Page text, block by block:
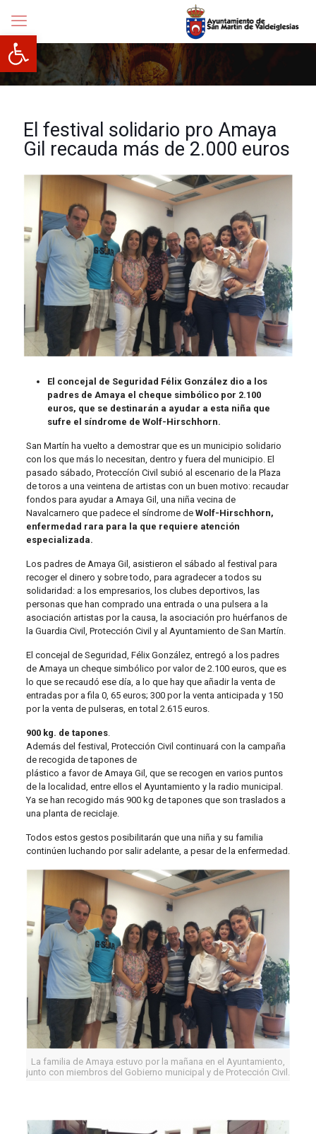
Abrir barra de herramientas
El festival solidario pro Amaya
Gil recauda más de 2.000 euros
El concejal de Seguridad Félix González dio a los
padres de Amaya el cheque simbólico por 2.100
euros, que se destinarán a ayudar a esta niña que
sufre el síndrome de Wolf-Hirschhorn.
San Martín ha vuelto a demostrar que es un municipio solidario
con los que más lo necesitan, dentro y fuera del municipio. El
pasado sábado, Proteccíón Civil subió al escenario de la Plaza
de toros a una veintena de artistas con un buen motivo: recaudar
fondos para ayudar a Amaya Gil, una niña vecina de
Navalcarnero que padece el síndrome de Wolf-Hirschhorn,
enfermedad rara para la que requiere atención
especializada.
Los padres de Amaya Gil, asistieron el sábado al festival para
recoger el dinero y sobre todo, para agradecer a todos su
solidaridad: a los empresarios, los clubes deportivos, las
personas que han comprado una entrada o una pulsera a la
asociación artistas por la causa, la asociación pro huérfanos de
la Guardia Civil, Protección Civil y al Ayuntamiento de San Martín.
El concejal de Seguridad, Félix González, entregó a los padres
de Amaya un cheque simbólico por valor de 2.100 euros, que es
lo que se recaudó ese día, a lo que hay que añadir la venta de
entradas por a fila 0, 65 euros; 300 por la venta anticipada y 150
por la venta de pulseras, en total 2.615 euros.
900 kg. de tapones.
Además del festival, Protección Civil continuará con la campaña
de recogida de tapones de
plástico a favor de Amaya Gil, que se recogen en varios puntos
de la localidad, entre ellos el Ayuntamiento y la radio municipal.
Ya se han recogido más 900 kg de tapones que son traslados a
una planta de reciclaje.
Todos estos gestos posibilitarán que una niña y su familia
continúen luchando por salir adelante, a pesar de la enfermedad.
La familia de Amaya estuvo por la mañana en el Ayuntamiento,
junto con miembros del Gobierno municipal y de Protección Civil.